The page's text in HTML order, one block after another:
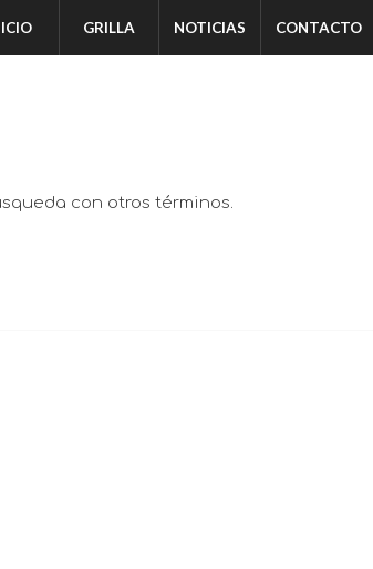
GRILLA NOTICIAS CONTACTO
con otros términos.